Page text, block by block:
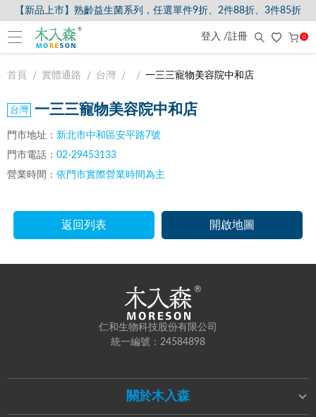
【新品上市】熟齡益生菌系列，任選單件9折、2件88折、3件85折
登入 /註冊 0
首頁 實體通路 台灣 一三三寵物美容院中和店
一三三寵物美容院中和店
門市地址： 新北市中和區安平路7號
門市電話： 02-29453133
營業時間： 依門市實際營業時間為主
返回列表 開啟地圖
仁和生物科技股份有限公司
統一編號：24584898
關於木入森